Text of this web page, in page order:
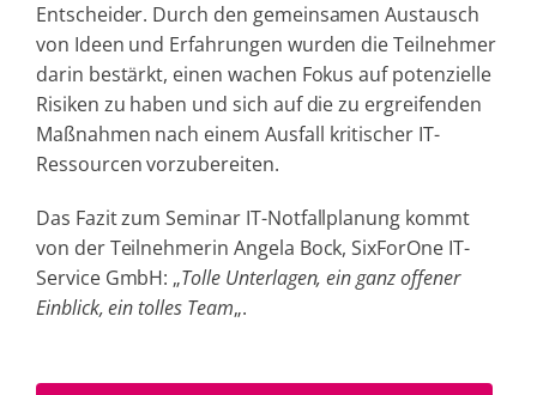
Entscheider. Durch den gemeinsamen Austausch
von Ideen und Erfahrungen wurden die Teilnehmer
darin bestärkt, einen wachen Fokus auf potenzielle
Risiken zu haben und sich auf die zu ergreifenden
Maßnahmen nach einem Ausfall kritischer IT-
Ressourcen vorzubereiten.
Das Fazit zum Seminar IT-Notfallplanung kommt
von der Teilnehmerin Angela Bock, SixForOne IT-
Service GmbH: „Tolle Unterlagen, ein ganz offener
Einblick, ein tolles Team„.